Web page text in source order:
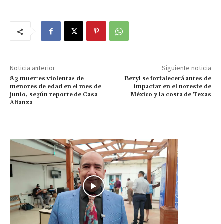
Noticia anterior
83 muertes violentas de
menores de edad en el mes de
junio, según reporte de Casa
Alianza
Siguiente noticia
Beryl se fortalecerá antes de
impactar en el noreste de
México y la costa de Texas